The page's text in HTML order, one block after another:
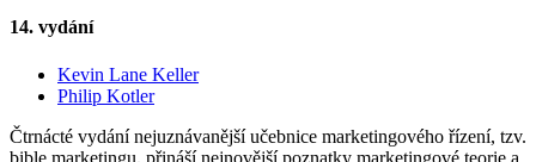
14. vydání
Kevin Lane Keller
Philip Kotler
Čtrnácté vydání nejuznávanější učebnice marketingového řízení, tzv.
bible marketingu, přináší nejnovější poznatky marketingové teorie a